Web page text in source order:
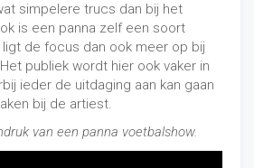
simpelere trucs dan bij het
is een panna zelf een soort
de focus dan ook meer op bij
publiek wordt hier ook vaker in
ieder de uitdaging aan kan gaan
bij de artiest.
van een panna voetbalshow.